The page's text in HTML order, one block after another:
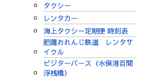
タクシー
レンタカー
海上タクシー定期便 時刻表
肥薩おれんじ鉄道 レンタサ
イクル
ビジターバース（水俣港百間
浮桟橋）